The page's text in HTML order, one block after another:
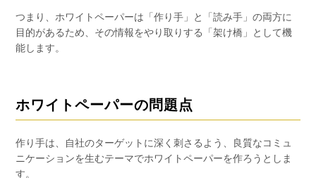
つまり、ホワイトペーパーは「作り手」と「読み手」の両方に
目的があるため、その情報をやり取りする「架け橋」として機
能します。
ホワイトペーパーの問題点
作り手は、自社のターゲットに深く刺さるよう、良質なコミュ
ニケーションを生むテーマでホワイトペーパーを作ろうとしま
す。